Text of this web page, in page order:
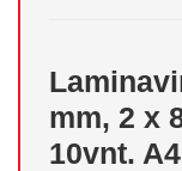
mm, 2 x
10vnt.